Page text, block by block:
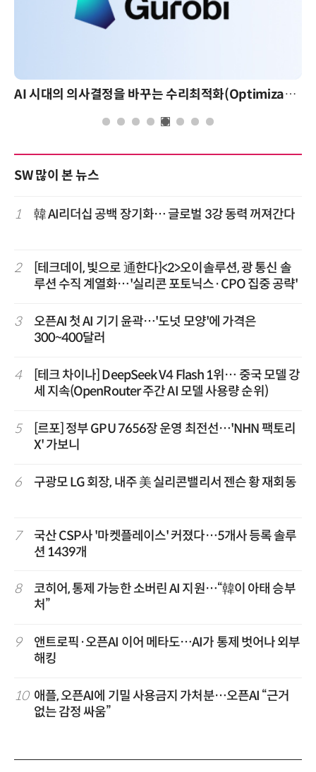
AI 시대의 의사결정을 바꾸는 수리최적화(Optimization): 실제 산업 적용 사례와 활용 전략 AI 핀옵스 실
SW 많이 본 뉴스
1 韓 AI리더십 공백 장기화… 글로벌 3강 동력 꺼져간다
2
[테크데이, 빛으로 通한다]<2>오이솔루션, 광 통신 솔
루션 수직 계열화…'실리콘 포토닉스·CPO 집중 공략'
3
오픈AI 첫 AI 기기 윤곽…'도넛 모양'에 가격은
300~400달러
4
[테크 차이나] DeepSeek V4 Flash 1위… 중국 모델 강
세 지속(OpenRouter 주간 AI 모델 사용량 순위)
5
[르포] 정부 GPU 7656장 운영 최전선…'NHN 팩토리
X' 가보니
6 구광모 LG 회장, 내주 美 실리콘밸리서 젠슨 황 재회동
7
국산 CSP사 '마켓플레이스' 커졌다…5개사 등록 솔루
션 1439개
8
코히어, 통제 가능한 소버린 AI 지원…“韓이 아태 승부
처”
9
앤트로픽·오픈AI 이어 메타도…AI가 통제 벗어나 외부
해킹
10 애플, 오픈AI에 기밀 사용금지 가처분…오픈AI “근거
없는 감정 싸움”